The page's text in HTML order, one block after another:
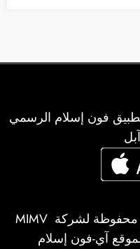
فون إسلام الرسمي
MIMV
آي-فون إسلام